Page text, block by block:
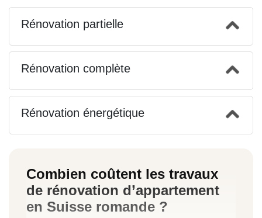
Rénovation partielle
Rénovation complète
Rénovation énergétique
Combien coûtent les travaux
de rénovation d’appartement
en Suisse romande ?